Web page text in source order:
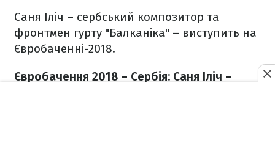
Саня Іліч – сербський композитор та
фронтмен гурту "Балканіка" – виступить на
Євробаченні-2018.
Євробачення 2018 – Сербія: Саня Іліч –